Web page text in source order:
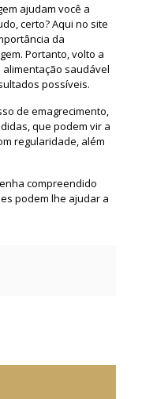
ajudam você a
certo? Aqui no site
da
Portanto, volto a
saudável
possíveis.
de emagrecimento,
que podem vir a
regularidade, além
compreendido
podem lhe ajudar a